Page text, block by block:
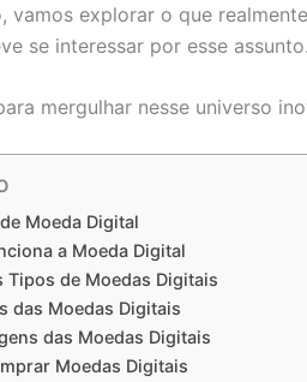
vamos explorar o que
se interessar por esse assunto.
mergulhar nesse universo
Moeda Digital
a Moeda Digital
Tipos de Moedas Digitais
das Moedas Digitais
das Moedas Digitais
Moedas Digitais